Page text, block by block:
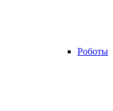
Роботы